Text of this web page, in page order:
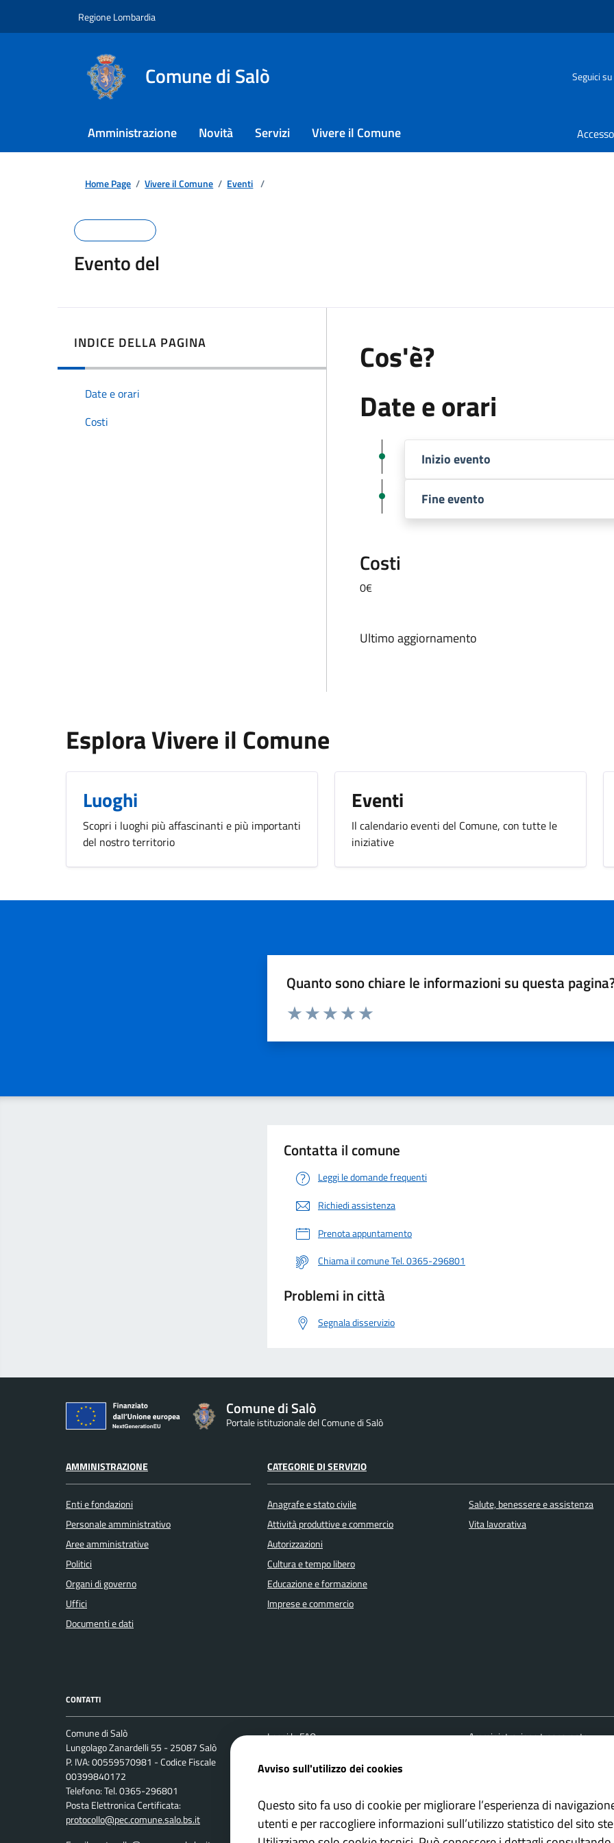
Regione Lombardia
Comune di Salò Seguici su
Amministrazione Novità Servizi Vivere il Comune
Home Page / Vivere il Comune / Eventi /
Evento del
INDICE DELLA PAGINA
Date e orari
Costi
Cos'è?
Date e orari
Inizio evento
Fine evento
Costi
0€
Ultimo aggiornamento
Esplora Vivere il Comune
Luoghi
Scopri i luoghi più affascinanti e più importanti
del nostro territorio
Eventi
Il calendario eventi del Comune, con tutte le
iniziative
Quanto sono chiare le informazioni su questa
Valuta da 1 a 5 stelle la pagina
Contatta il comune
Leggi le domande frequenti
Richiedi assistenza
Prenota appuntamento
Chiama il comune Tel. 0365-296801
Problemi in città
Segnala disservizio
Comune di Salò
Portale istituzionale del Comune di Salò
AMMINISTRAZIONE
Enti e fondazioni
Personale amministrativo
Aree amministrative
Politici
Organi di governo
Uffici
Documenti e dati
CATEGORIE DI SERVIZIO
Anagrafe e stato civile
Attività produttive e commercio
Autorizzazioni
Cultura e tempo libero
Educazione e formazione
Imprese e commercio
Salute, benessere e assistenza
Vita lavorativa
CONTATTI
Comune di Salò
Lungolago Zanardelli 55 - 25087 Salò
P. IVA: 00559570981 - Codice Fiscale
00399840172
Telefono: Tel. 0365-296801
Posta Elettronica Certificata:
protocollo@pec.comune.salo.bs.it
Leggi le FAQ
Segnalazione disservizio
Amministrazione trasparente
Albo pretorio
Dichiarazione di accessibilità
Avviso sull'utilizzo dei cookies
Questo sito fa uso di cookie per migliorare l’esperienza di
utenti e per raccogliere informazioni sull’utilizzo statistico del sito